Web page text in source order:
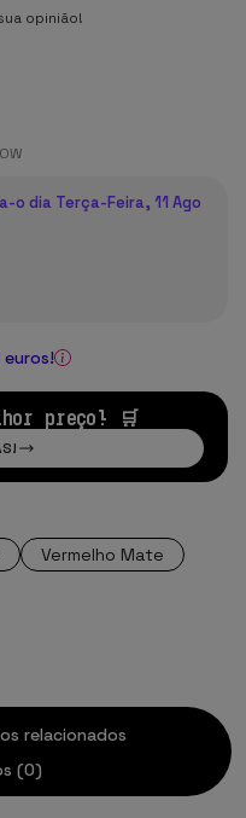
opinião!
o dia Terça-Feira, 11 Ago
preço! 🛒
Vermelho Mate
relacionados
(0)